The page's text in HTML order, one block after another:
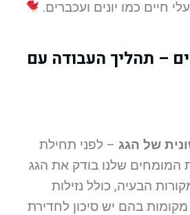
חיים כמו יונים ועכברים.
– תהליך העבודה עם
של הגג – לפני תחילת
המומחים שלנו בודק את הגג
הבעיה, כולל נזילות
בהם יש סיכון לחדירת